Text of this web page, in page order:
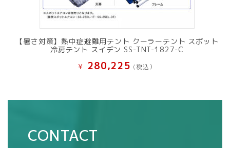
【暑さ対策】熱中症避難用テント クーラーテント スポット
冷房テント スイデン SS-TNT-1827-C
¥ 280,225 (税込）
CONTACT